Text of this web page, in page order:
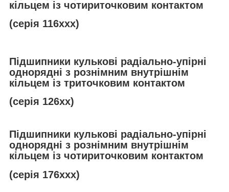
кільцем із чотириточковим контактом
(серія 116ххх)
Підшипники кулькові радіально-упірні
однорядні з рознімним внутрішнім
кільцем із триточковим контактом
(серія 126хх)
Підшипники кулькові радіально-упірні
однорядні з рознімним внутрішнім
кільцем із чотириточковим контактом
(серія 176ххх)